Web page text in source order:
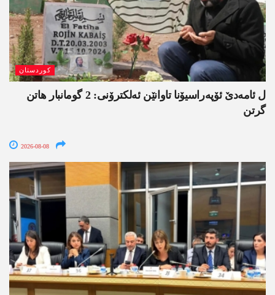
کوردستان
ل ئامەدێ ئۆپەراسیۆنا تاوانێن ئەلکترۆنی: 2 گومانبار ھاتن
گرتن
2026-08-08